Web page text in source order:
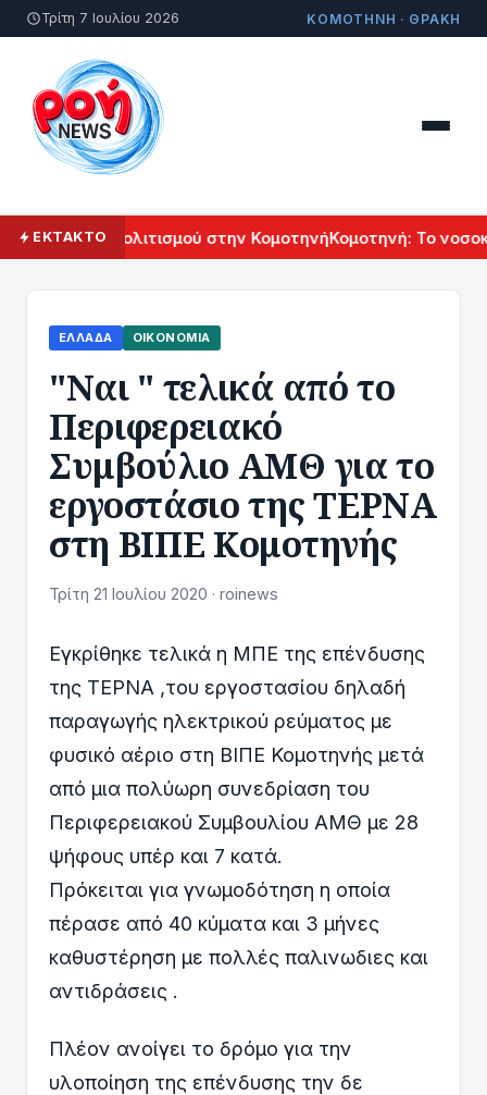
Τρίτη 7 Ιουλίου 2026 ΚΟΜΟΤΗΝΗ · ΘΡΑΚΗ
ΕΚΤΑΚΤΟ
Αρμενικού Πολιτισμού στην ΚομοτηνήΚομοτηνή: Το
ΕΛΛΆΔΑ ΟΙΚΟΝΟΜΊΑ
"Ναι " τελικά από το
Περιφερειακό
Συμβούλιο ΑΜΘ για το
εργοστάσιο της ΤΕΡΝΑ
στη ΒΙΠΕ Κομοτηνής
Τρίτη 21 Ιουλίου 2020 · roinews
Εγκρίθηκε τελικά η ΜΠΕ της επένδυσης
της ΤΕΡΝΑ ,του εργοστασίου δηλαδή
παραγωγής ηλεκτρικού ρεύματος με
φυσικό αέριο στη ΒΙΠΕ Κομοτηνής μετά
από μια πολύωρη συνεδρίαση του
Περιφερειακού Συμβουλίου ΑΜΘ με 28
ψήφους υπέρ και 7 κατά.
Πρόκειται για γνωμοδότηση η οποία
πέρασε από 40 κύματα και 3 μήνες
καθυστέρηση με πολλές παλινωδιες και
αντιδράσεις .
Πλέον ανοίγει το δρόμο για την
υλοποίηση της επένδυσης την δε